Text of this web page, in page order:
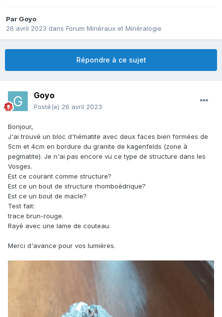
Par Goyo
26 avril 2023 dans Forum Minéraux et Minéralogie
Répondre à ce sujet
Goyo
Posté(e) 26 avril 2023
Bonjour,
J'ai trouvé un bloc d'hématite avec deux faces bien formées de
5cm et 4cm en bordure du granite de kagenfelds (zone à
pegmatite). Je n'ai pas encore vu ce type de structure dans les
Vosges.
Est ce courant comme structure?
Est ce un bout de structure rhomboèdrique?
Est ce un bout de macle?
Test fait:
trace brun-rouge.
Rayé avec une lame de couteau.
Merci d'avance pour vos lumières.